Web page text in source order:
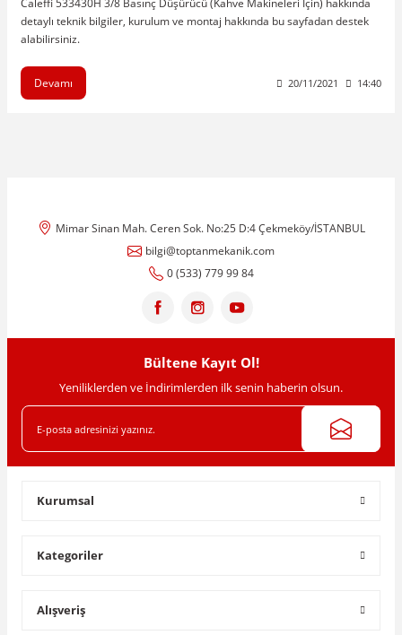
Caleffi 533430H 3/8 Basınç Düşürücü (Kahve Makineleri İçin) hakkında
detaylı teknik bilgiler, kurulum ve montaj hakkında bu sayfadan destek
alabilirsiniz.
Devamı 20/11/2021 14:40
Mimar Sinan Mah. Ceren Sok. No:25 D:4 Çekmeköy/İSTANBUL
bilgi@toptanmekanik.com
0 (533) 779 99 84
Bültene Kayıt Ol!
Yeniliklerden ve İndirimlerden ilk senin haberin olsun.
Kurumsal
Kategoriler
Alışveriş